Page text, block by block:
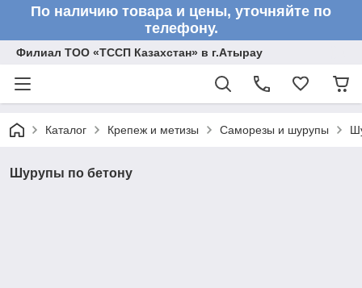
По наличию товара и цены, уточняйте по
телефону.
Филиал ТОО «ТССП Казахстан» в г.Атырау
Каталог Крепеж и метизы Саморезы и шурупы
Шурупы по бетону